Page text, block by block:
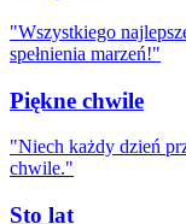
"Wszystkiego
spełnienia marzeń!"
Piękne chwile
"Niech każdy dzień
chwile."
Sto lat